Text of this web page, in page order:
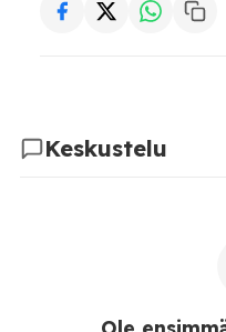
Keskustelu